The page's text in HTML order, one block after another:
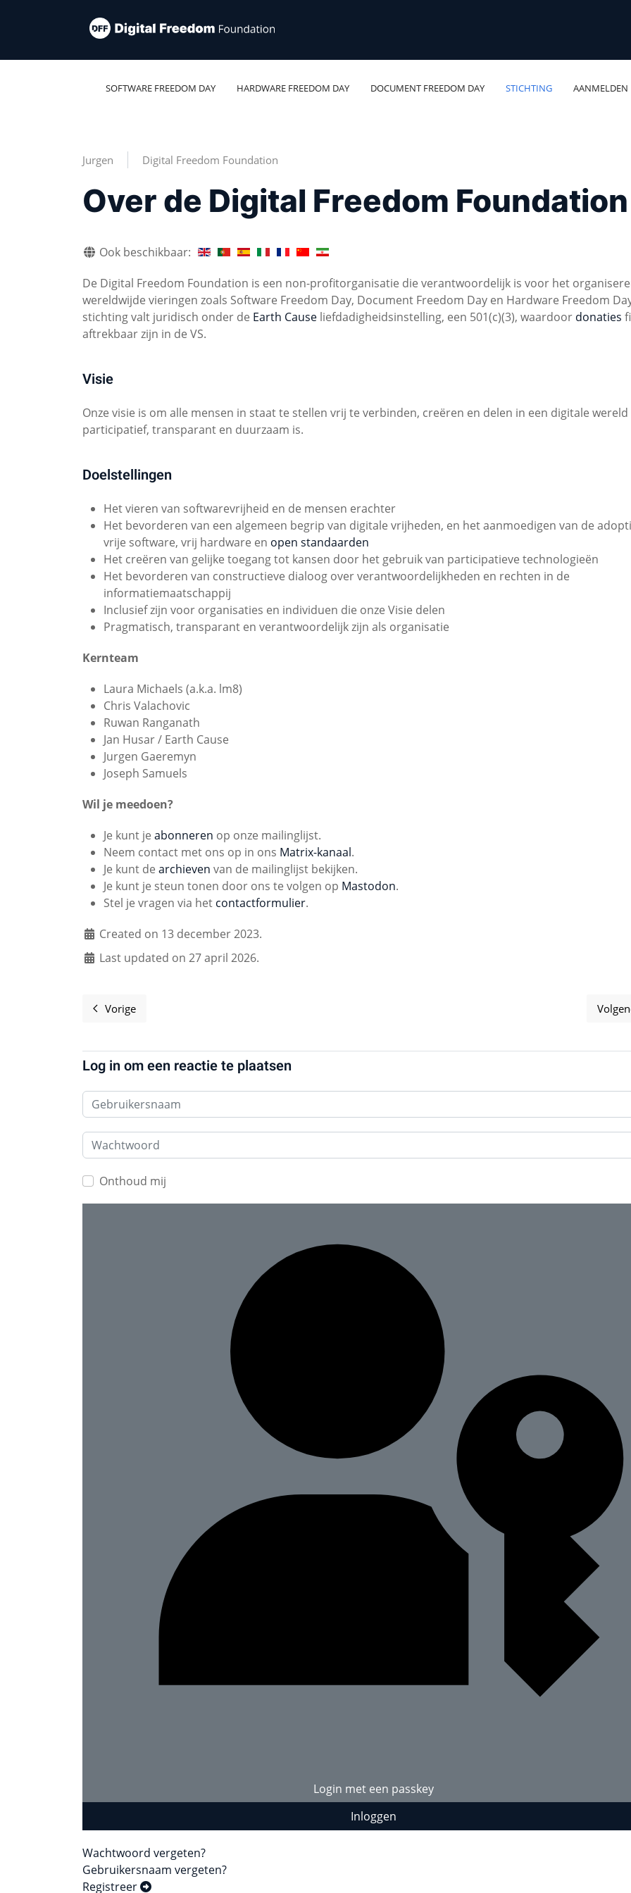
SOFTWARE FREEDOM DAY HARDWARE FREEDOM DAY DOCUMENT FREEDOM DAY STICHTING AANMELDEN
Jurgen Digital Freedom Foundation
Over de Digital Freedom Foundation
Ook beschikbaar:
De Digital Freedom Foundation is een non-profitorganisatie die verantwoordelijk is voor het
wereldwijde vieringen zoals Software Freedom Day, Document Freedom Day en Hardware Freedom
stichting valt juridisch onder de Earth Cause liefdadigheidsinstelling, een 501(c)(3), waardoor donaties
aftrekbaar zijn in de VS.
Visie
Onze visie is om alle mensen in staat te stellen vrij te verbinden, creëren en delen in een digitale wereld
participatief, transparant en duurzaam is.
Doelstellingen
Het vieren van softwarevrijheid en de mensen erachter
Het bevorderen van een algemeen begrip van digitale vrijheden, en het aanmoedigen van de
vrije software, vrij hardware en open standaarden
Het creëren van gelijke toegang tot kansen door het gebruik van participatieve technologieën
Het bevorderen van constructieve dialoog over verantwoordelijkheden en rechten in de
informatiemaatschappij
Inclusief zijn voor organisaties en individuen die onze Visie delen
Pragmatisch, transparant en verantwoordelijk zijn als organisatie
Kernteam
Laura Michaels (a.k.a. lm8)
Chris Valachovic
Ruwan Ranganath
Jan Husar / Earth Cause
Jurgen Gaeremyn
Joseph Samuels
Wil je meedoen?
Je kunt je abonneren op onze mailinglijst.
Neem contact met ons op in ons Matrix-kanaal.
Je kunt de archieven van de mailinglijst bekijken.
Je kunt je steun tonen door ons te volgen op Mastodon.
Stel je vragen via het contactformulier.
Created on 13 december 2023.
Last updated on 27 april 2026.
Vorig artikel: De VN Open Source principes ondersteunen: Waarom de Document Freedom Foundation
Vorige
Log in om een reactie te plaatsen
Gebruikersnaam
Wachtwoord
Onthoud mij
Login met een passkey
Inloggen
Wachtwoord vergeten?
Gebruikersnaam vergeten?
Registreer